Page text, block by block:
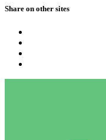
Share on other sites